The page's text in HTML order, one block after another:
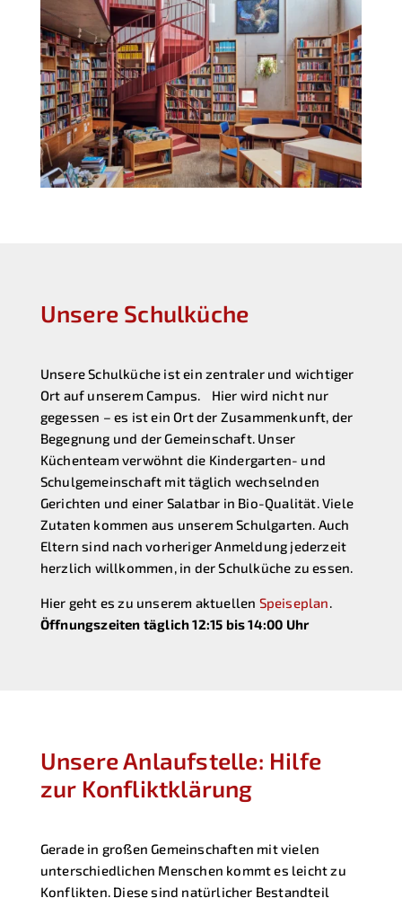
Unsere Schulküche
Unsere Schulküche ist ein zentraler und wichtiger
Ort auf unserem Campus. Hier wird nicht nur
gegessen – es ist ein Ort der Zusammenkunft, der
Begegnung und der Gemeinschaft. Unser
Küchenteam verwöhnt die Kindergarten- und
Schulgemeinschaft mit täglich wechselnden
Gerichten und einer Salatbar in Bio-Qualität. Viele
Zutaten kommen aus unserem Schulgarten. Auch
Eltern sind nach vorheriger Anmeldung jederzeit
herzlich willkommen, in der Schulküche zu essen.
Hier geht es zu unserem aktuellen Speiseplan.
Öffnungszeiten täglich 12:15 bis 14:00 Uhr
Unsere Anlaufstelle: Hilfe
zur Konfliktklärung
Gerade in großen Gemeinschaften mit vielen
unterschiedlichen Menschen kommt es leicht zu
Konflikten. Diese sind natürlicher Bestandteil